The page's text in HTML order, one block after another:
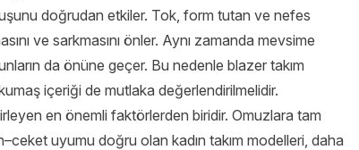
doğrudan etkiler. Tok, form tutan ve nefes
ve sarkmasını önler. Aynı zamanda mevsime
da önüne geçer. Bu nedenle blazer takım
içeriği de mutlaka değerlendirilmelidir.
en önemli faktörlerden biridir. Omuzlara tam
uyumu doğru olan kadın takım modelleri, daha